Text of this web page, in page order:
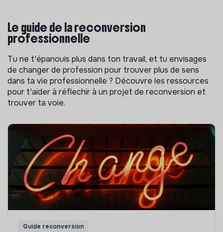
Le guide de la reconversion
professionnelle
Tu ne t'épanouis plus dans ton travail, et tu envisages
de changer de profession pour trouver plus de sens
dans ta vie professionnelle ? Découvre les ressources
pour t'aider à réflechir à un projet de reconversion et
trouver ta voie.
Guide reconversion